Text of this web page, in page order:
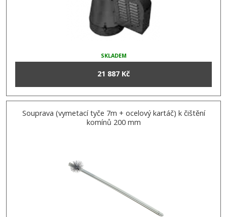
SKLADEM
21 887 Kč
Souprava (vymetací tyče 7m + ocelový kartáč) k čištění
komínů 200 mm